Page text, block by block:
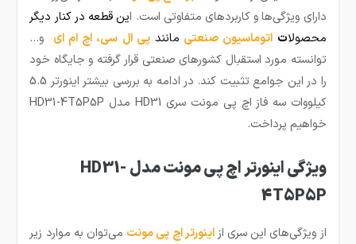
دارای ویژگی‌ها و کاربردهای متفاوتی است. این قطعه در کنار دیگر
محصولات اتوماسیون صنعتی مانند پی ال سی، اچ ام ای و…
توانسته مورد استقبال کشورهای صنعتی قرار گرفته و جایگاه خود
را در این جوامع تثبیت کند. در ادامه به بررسی بیشتر اینورتر 5.5
کیلووات سه فاز اچ پی مونت سری HD31 مدل HD31-4T5P5P
خواهیم پرداخت.‌
ویژگی اینورتر اچ پی مونت مدل HD31-
4T5P5P
از ویژگی‌های این سری ازاینورتر اچ پی مونت می‌توان به موارد زیر